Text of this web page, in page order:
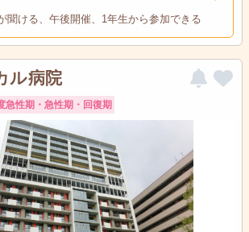
聞ける、午後開催、1年生から参加できる
ル病院
急性期・急性期・回復期